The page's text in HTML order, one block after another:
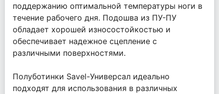
поддержанию оптимальной температуры ноги в
течение рабочего дня. Подошва из ПУ-ПУ
обладает хорошей износостойкостью и
обеспечивает надежное сцепление с
различными поверхностями.
Полуботинки Savel-Универсал идеально
подходят для использования в различных